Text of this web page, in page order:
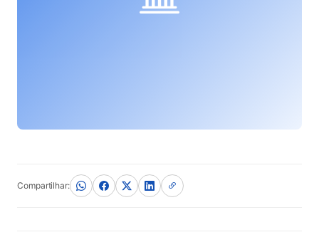
Compartilhar: